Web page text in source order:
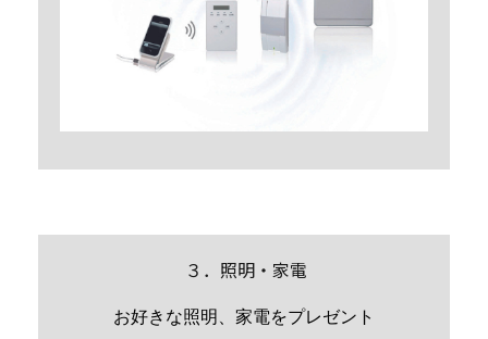
３．照明・家電
お好きな照明、家電をプレゼント